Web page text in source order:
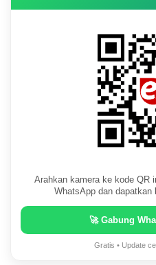
Arahkan kamera ke kode QR
WhatsApp dan dapatkan
🚀 Gabung
Gratis • Update